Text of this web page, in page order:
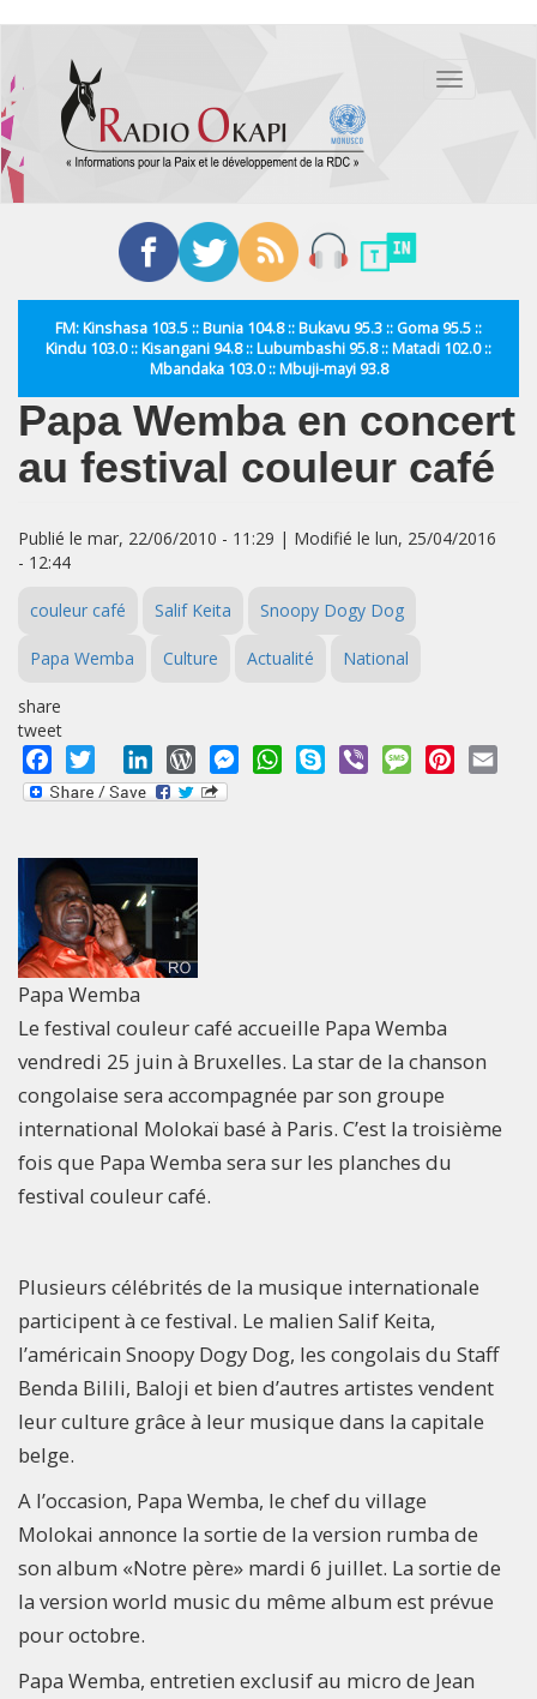
contenu
principal
Toggle
FM: Kinshasa 103.5 :: Bunia 104.8 :: Bukavu 95.3 :: Goma 95.5 ::
Kindu 103.0 :: Kisangani 94.8 :: Lubumbashi 95.8 :: Matadi 102.0 ::
Mbandaka 103.0 :: Mbuji-mayi 93.8
Papa Wemba en concert
au festival couleur café
Publié le mar, 22/06/2010 - 11:29 | Modifié le lun, 25/04/2016
- 12:44
couleur café Salif Keita Snoopy Dogy Dog
Papa Wemba Culture Actualité National
share
tweet
Facebook
Twitter LinkedInWordPressMessengerWhatsApp
Skype Viber MessagePinterest
Papa Wemba
Le festival couleur café accueille Papa Wemba
vendredi 25 juin à Bruxelles. La star de la chanson
congolaise sera accompagnée par son groupe
international Molokaï basé à Paris. C’est la troisième
fois que Papa Wemba sera sur les planches du
festival couleur café.
Plusieurs célébrités de la musique internationale
participent à ce festival. Le malien Salif Keita,
l’américain Snoopy Dogy Dog, les congolais du Staff
Benda Bilili, Baloji et bien d’autres artistes vendent
leur culture grâce à leur musique dans la capitale
belge.
A l’occasion, Papa Wemba, le chef du village
Molokai annonce la sortie de la version rumba de
son album «Notre père» mardi 6 juillet. La sortie de
la version world music du même album est prévue
pour octobre.
Papa Wemba, entretien exclusif au micro de Jean